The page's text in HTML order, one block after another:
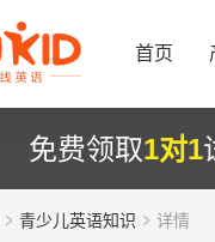
首页
免费领取1对1
青少儿英语知识 详情